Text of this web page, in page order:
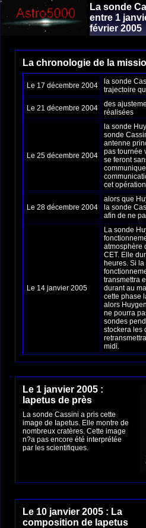
La sonde
entre 1
février 2005
La chronologie de la
Le 17 décembre 2004
la sonde
trajectoire
Le 21 décembre 2004
des
réalisées
Le 25 décembre 2004
la sonde
sonde
antenne
pas tournée
se feront
cet
Le 28 décembre 2004
alors que
la sonde
afin de ne
Le 14 janvier 2005
La sonde
atmosphère
CET. Elle
heures. Si
transmettra
durant au
cette phase
alors
ne pourra
sondes
stockera les
midi.
Le 1 janvier 2005 :
Iapetus de près
La sonde Cassini a pris cette
image de Iapetus. Elle montre de
nombreux cratères. Cette image
n?a pas encore été interprétée
par les scientifiques.
Le 10 janvier 2005 : La
composition de Iapetus